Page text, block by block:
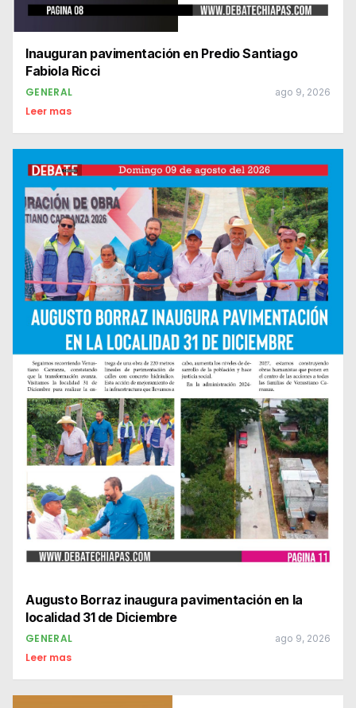
Inauguran pavimentación en Predio Santiago
Fabiola Ricci
GENERAL ago 9, 2026
Leer mas
Augusto Borraz inaugura pavimentación en la
localidad 31 de Diciembre
GENERAL ago 9, 2026
Leer mas